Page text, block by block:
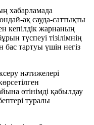
ақ сауда-саттықты
кепілдік жарнаның
түспеуі тізілімнің
бас тартуы үшін негіз
нәтижелері
өтінімді қабылдау
туралы